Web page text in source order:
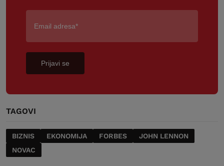
Prijavi se
TAGOVI
BIZNIS EKONOMIJA FORBES
JOHN LENNON
NOVAC